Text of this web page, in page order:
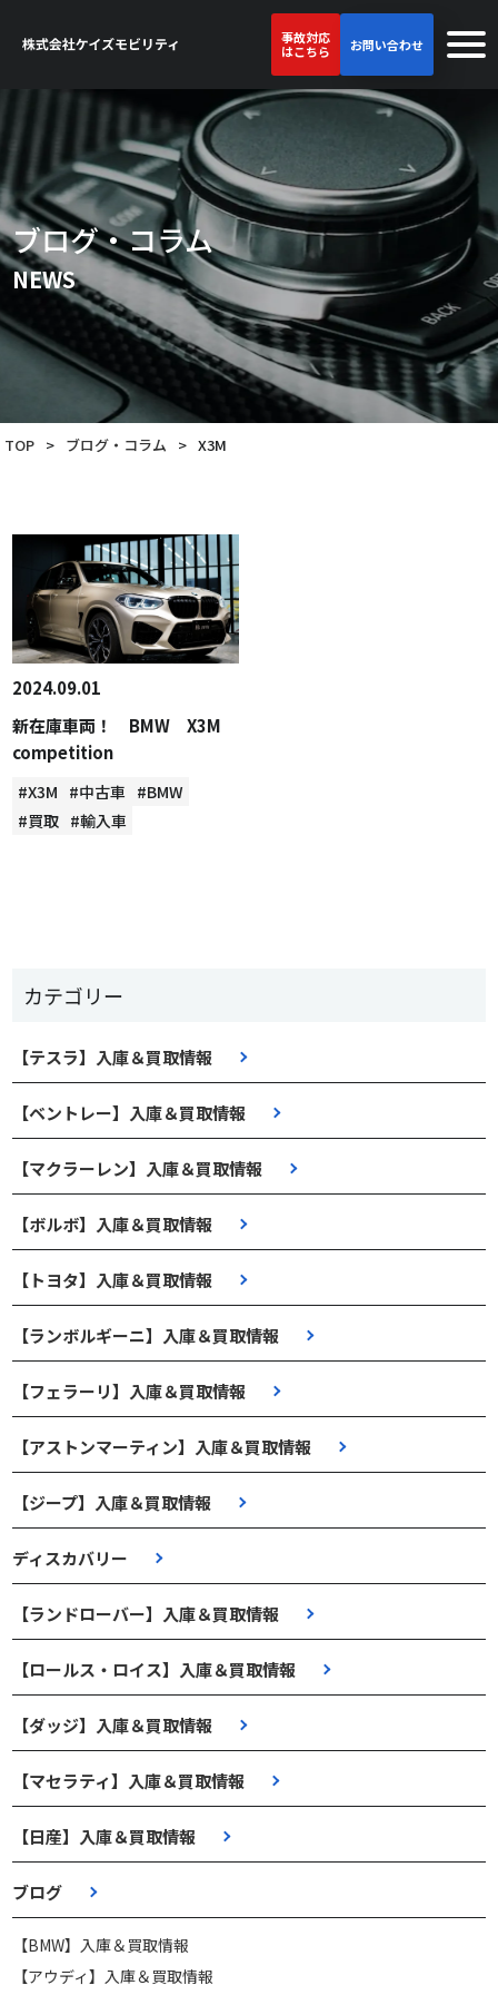
事故対応
はこちら
お問い合わせ
ブログ・コラム
NEWS
TOP > ブログ・コラム > X3M
カテゴリー
【テスラ】入庫＆買取情報
【ベントレー】入庫＆買取情報
【マクラーレン】入庫＆買取情報
【ボルボ】入庫＆買取情報
【トヨタ】入庫＆買取情報
【ランボルギーニ】入庫＆買取情報
【フェラーリ】入庫＆買取情報
【アストンマーティン】入庫＆買取情報
【ジープ】入庫＆買取情報
ディスカバリー
【ランドローバー】入庫＆買取情報
【ロールス・ロイス】入庫＆買取情報
【ダッジ】入庫＆買取情報
【マセラティ】入庫＆買取情報
【日産】入庫＆買取情報
ブログ
【BMW】入庫＆買取情報
【アウディ】入庫＆買取情報
2024.09.01
新在庫車両！ BMW X3M
competition
#X3M #中古車 #BMW
#買取 #輸入車